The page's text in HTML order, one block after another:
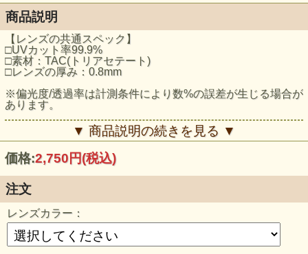
商品説明
【レンズの共通スペック】
□UVカット率99.9%
□素材：TAC(トリアセテート)
□レンズの厚み：0.8mm
※偏光度/透過率は計測条件により数%の誤差が生じる場合が
あります。
【発送について】
店頭在庫品の場合、最短発送いたします（当日または翌日）
（土日祝日除く）の発送となります。
メーカー在庫の変動により、ご注文いただいたタイミングに
よっては商品をご用意できない場合があります。
在庫がない場合は代替品のご提案、または納期の連絡を致し
ますので、ご了承下さい。
お急ぎの方は予めメールにてご希望の品番が在庫にあるかご
連絡ください。
▼ 商品説明の続きを見る ▼
価格:2,750円(税込)
注文
レンズカラー：